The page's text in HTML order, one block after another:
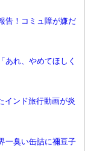
告！コミュ障が嫌だ
あれ、やめてほしく
インド旅行動画が炎
一臭い缶詰に禰󠄀豆子